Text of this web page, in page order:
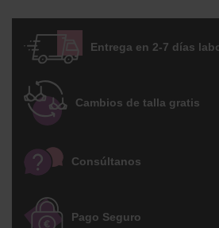
Entrega en 2-7 días
Cambios de talla gratis
Consúltanos
Pago Seguro